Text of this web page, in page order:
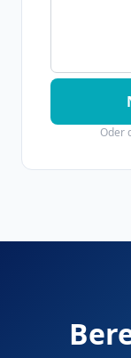
Oder